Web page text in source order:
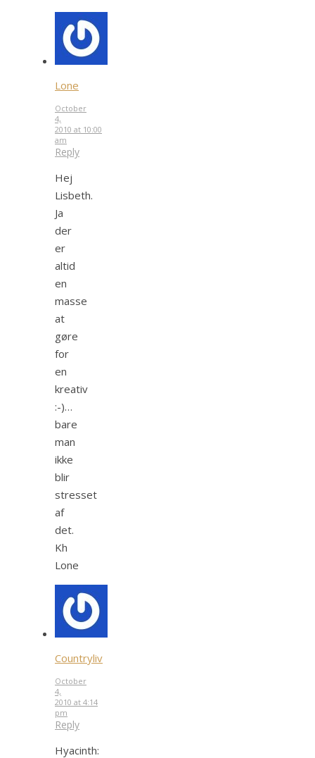
Lone
October
4,
2010 at 10:00
am
Reply
Hej
Lisbeth.
Ja
der
er
altid
en
masse
at
gøre
for
en
kreativ
:-)…
bare
man
ikke
blir
stresset
af
det.
Kh
Lone
Countryliv
October
4,
2010 at 4:14
pm
Reply
Hyacinth: